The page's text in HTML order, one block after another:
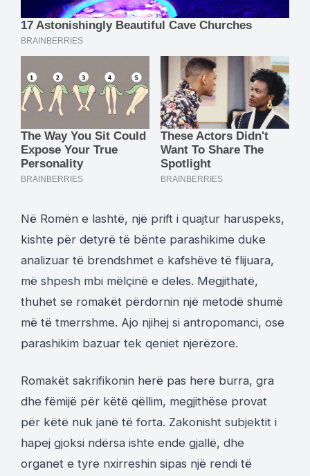
Në Romën e lashtë, një prift i quajtur haruspeks,
kishte për detyrë të bënte parashikime duke
analizuar të brendshmet e kafshëve të flijuara,
më shpesh mbi mëlçinë e deles. Megjithatë,
thuhet se romakët përdornin një metodë shumë
më të tmerrshme. Ajo njihej si antropomanci, ose
parashikim bazuar tek qeniet njerëzore.
Romakët sakrifikonin herë pas here burra, gra
dhe fëmijë për këtë qëllim, megjithëse provat
për këtë nuk janë të forta. Zakonisht subjektit i
hapej gjoksi ndërsa ishte ende gjallë, dhe
organet e tyre nxirreshin sipas një rendi të